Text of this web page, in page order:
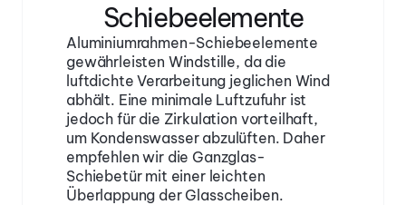
Schiebeelemente
Aluminiumrahmen-Schiebeelemente
gewährleisten Windstille, da die
luftdichte Verarbeitung jeglichen Wind
abhält. Eine minimale Luftzufuhr ist
jedoch für die Zirkulation vorteilhaft,
um Kondenswasser abzulüften. Daher
empfehlen wir die Ganzglas-
Schiebetür mit einer leichten
Überlappung der Glasscheiben.